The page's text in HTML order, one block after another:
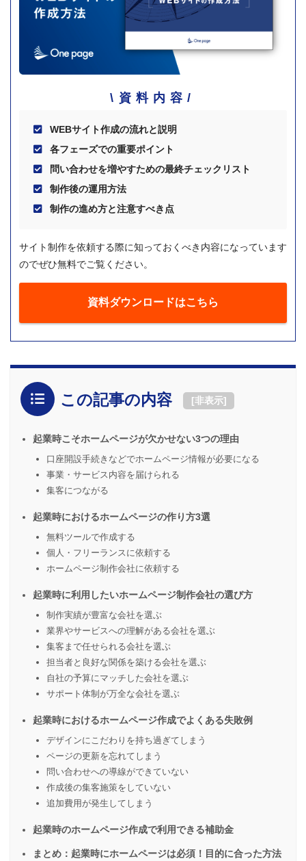
資料内容
WEBサイト作成の流れと説明
各フェーズでの重要ポイント
問い合わせを増やすための最終チェックリスト
制作後の運用方法
制作の進め方と注意すべき点
サイト制作を依頼する際に知っておくべき内容になっています
のでぜひ無料でご覧ください。
資料ダウンロードはこちら
この記事の内容 [非表示]
起業時こそホームページが欠かせない3つの理由
口座開設手続きなどでホームページ情報が必要になる
事業・サービス内容を届けられる
集客につながる
起業時におけるホームページの作り方3選
無料ツールで作成する
個人・フリーランスに依頼する
ホームページ制作会社に依頼する
起業時に利用したいホームページ制作会社の選び方
制作実績が豊富な会社を選ぶ
業界やサービスへの理解がある会社を選ぶ
集客まで任せられる会社を選ぶ
担当者と良好な関係を築ける会社を選ぶ
自社の予算にマッチした会社を選ぶ
サポート体制が万全な会社を選ぶ
起業時におけるホームページ作成でよくある失敗例
デザインにこだわりを持ち過ぎてしまう
ページの更新を忘れてしまう
問い合わせへの導線ができていない
作成後の集客施策をしていない
追加費用が発生してしまう
起業時のホームページ作成で利用できる補助金
まとめ：起業時にホームページは必須！目的に合った方法